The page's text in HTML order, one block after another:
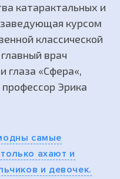
катарактальных и
курсом
классической
врач
глаза «Сфера«,
Эрика
самые
ахают и
и девочек.